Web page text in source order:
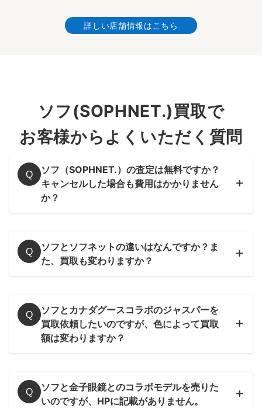
詳しい店舗情報はこちら
ソフ(SOPHNET.)買取で
お客様からよくいただく質問
Q
ソフ（SOPHNET.）の査定は無料ですか？
キャンセルした場合も費用はかかりません
か？
Q ソフとソフネットの違いはなんですか？ ま
た、買取も変わりますか？
Q
ソフとカナダグースコラボのジャスパーを
買取依頼したいのですが、色によって買取
額は変わりますか？
Q
ソフと金子眼鏡とのコラボモデルを売りた
いのですが、HPに記載がありません。